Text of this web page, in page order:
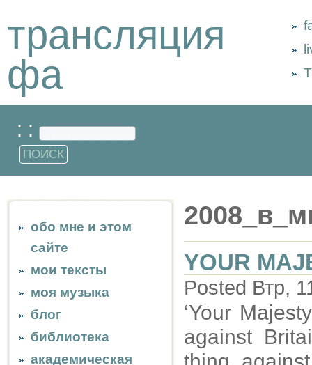
трансляция
фа
: :
обо мне и этом
сайте
мои тексты
моя музыка
блог
библиотека
академическая
YOUR
Posted Втр,
‘Your
against